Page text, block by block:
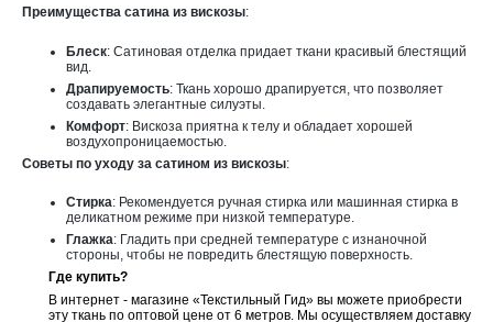
Преимущества сатина из вискозы:
Блеск: Сатиновая отделка придает ткани красивый блестящий
вид.
Драпируемость: Ткань хорошо драпируется, что позволяет
создавать элегантные силуэты.
Комфорт: Вискоза приятна к телу и обладает хорошей
воздухопроницаемостью.
Советы по уходу за сатином из вискозы:
Стирка: Рекомендуется ручная стирка или машинная стирка в
деликатном режиме при низкой температуре.
Глажка: Гладить при средней температуре с изнаночной
стороны, чтобы не повредить блестящую поверхность.
Где купить?
В интернет - магазине «Текстильный Гид» вы можете приобрести
эту ткань по оптовой цене от 6 метров. Мы осуществляем доставку